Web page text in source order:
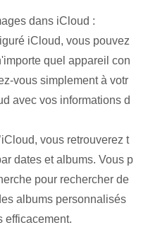
dans iCloud :
iCloud, vous pouvez
quel appareil con
vous simplement à votr
avec vos informations d
vous retrouverez t
dates et albums. Vous p
pour rechercher de
albums personnalisés
efficacement.